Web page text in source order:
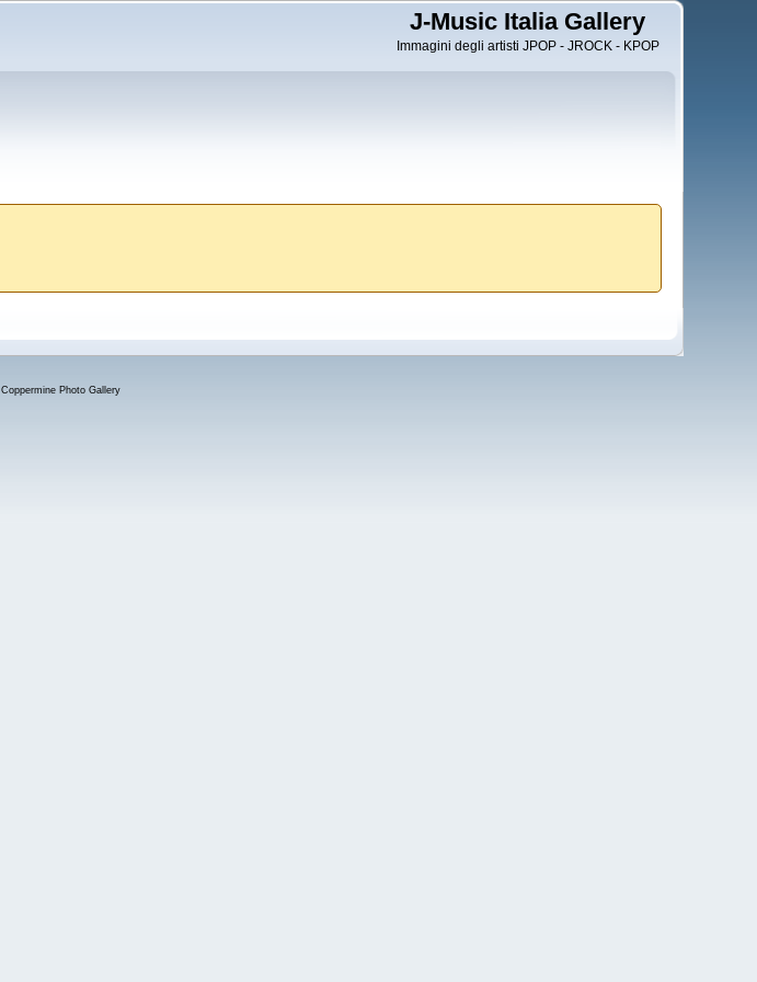
J-Music Italia Gallery
Immagini degli artisti JPOP - JROCK - KPOP
Coppermine Photo Gallery